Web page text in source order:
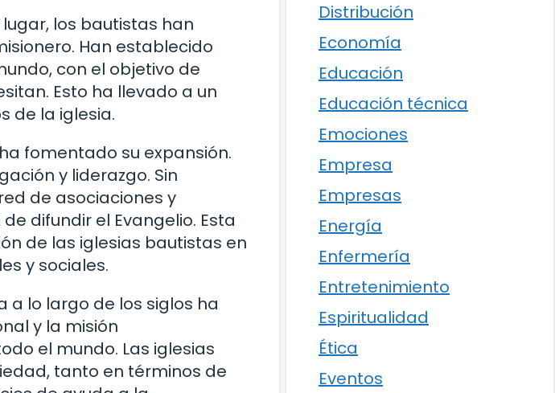
los bautistas han
Han establecido
con el objetivo de
Esto ha llevado a un
de la iglesia.
fomentado su expansión.
y liderazgo. Sin
de asociaciones y
difundir el Evangelio. Esta
de las iglesias bautistas en
y sociales.
a lo largo de los siglos ha
y la misión
el mundo. Las iglesias
tanto en términos de
Distribución
Economía
Educación
Educación técnica
Emociones
Empresa
Empresas
Energía
Enfermería
Entretenimiento
Espiritualidad
Ética
Eventos